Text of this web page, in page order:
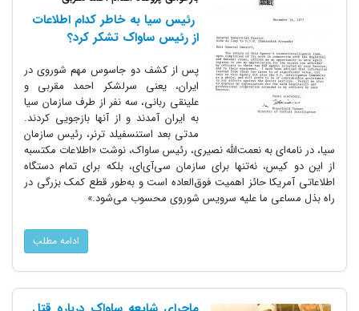
رئیس سیا به خاطر کدام اطلاعات
از رئیس ساواک تشکر کرد؟
پس از کشف دو جاسوس مهم شوروی در
ایران، یعنی سرلشکر احمد مقربی و
علینقی ربانی، سه نفر از طرف سازمان سیا
به ایران آمدند و از آنها بازجویی کردند.
مدتی بعد استنسفیلد ترنر، رئیس سازمان
سیا، در نامه‌ای به نعمت‌الله نصیری، رئیس ساواک، نوشت «اطلاعات مکتسبه
از این دو کیس، نه‌تنها برای سازمان سی‌آی‌ای، بلکه برای تمام دستگاه
اطلاعاتی آمریکا حائز اهمیت فوق‌العاده است و به‌طور قطع کمک بزرگی در
راه بذل مساعی ما علیه سرویس شوروی محسوب می‌شود.»
ادامه مطلب